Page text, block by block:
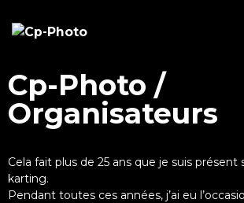
Cp-Photo /
Organisateurs
Cela fait plus de 25 ans que je suis présent
karting.
Pendant toutes ces années, j’ai eu